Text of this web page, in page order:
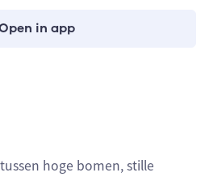
in app
hoge bomen, stille